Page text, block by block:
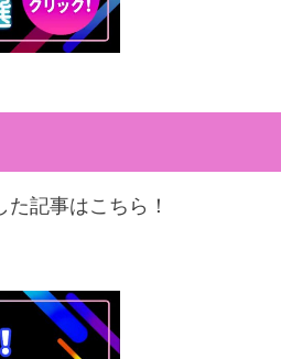
記事はこちら！